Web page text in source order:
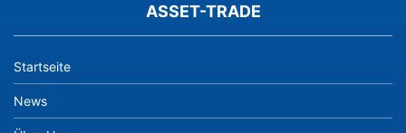
ASSET-TRADE
Startseite
News